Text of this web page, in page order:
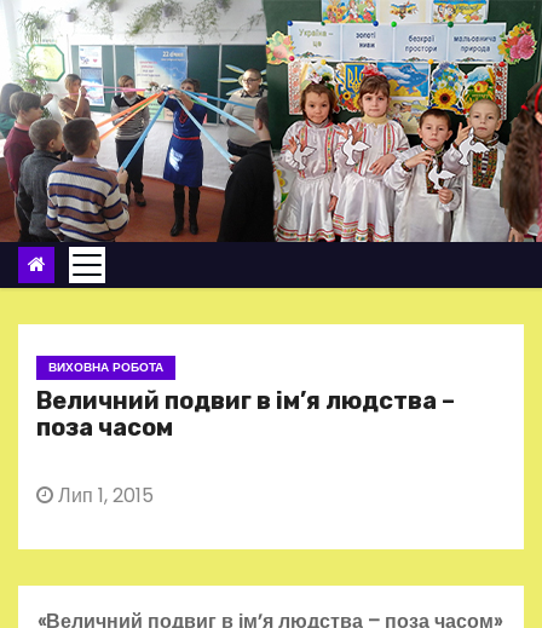
П
р
е
й
т
и
о
ВИХОВНА РОБОТА
Величний подвиг в ім’я людства –
поза часом
Лип 1, 2015
«Величний подвиг в ім’я людства – поза часом»